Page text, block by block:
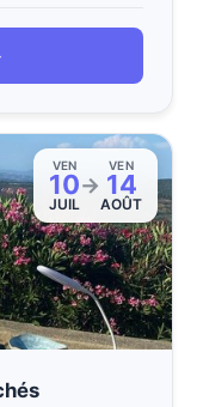
VEN
10
JUIL
→
VEN
14
AOÛT